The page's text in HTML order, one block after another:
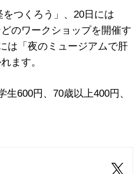
つくろう」、20日には
のワークショップを開催す
は「夜のミュージアムで肝
ます。
600円、70歳以上400円、